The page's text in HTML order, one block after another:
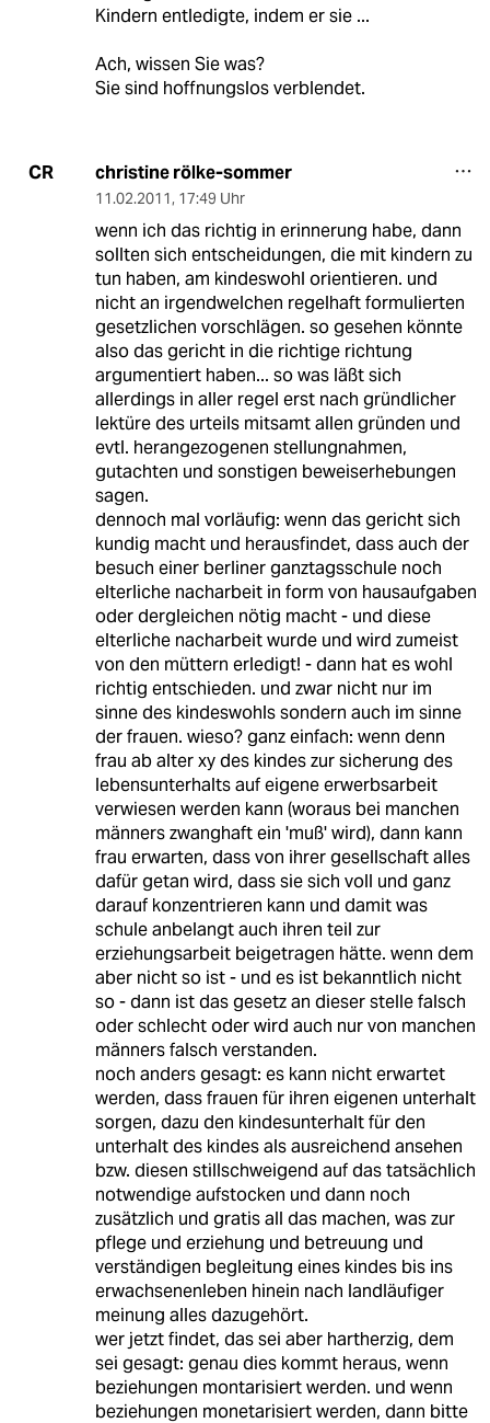
Kindern entledigte, indem er sie ...
Ach, wissen Sie was?
Sie sind hoffnungslos verblendet.
CR christine rölke-sommer
11.02.2011, 17:49 Uhr
wenn ich das richtig in erinnerung habe, dann
sollten sich entscheidungen, die mit kindern zu
tun haben, am kindeswohl orientieren. und
nicht an irgendwelchen regelhaft formulierten
gesetzlichen vorschlägen. so gesehen könnte
also das gericht in die richtige richtung
argumentiert haben... so was läßt sich
allerdings in aller regel erst nach gründlicher
lektüre des urteils mitsamt allen gründen und
evtl. herangezogenen stellungnahmen,
gutachten und sonstigen beweiserhebungen
sagen.
dennoch mal vorläufig: wenn das gericht sich
kundig macht und herausfindet, dass auch der
besuch einer berliner ganztagsschule noch
elterliche nacharbeit in form von hausaufgaben
oder dergleichen nötig macht - und diese
elterliche nacharbeit wurde und wird zumeist
von den müttern erledigt! - dann hat es wohl
richtig entschieden. und zwar nicht nur im
sinne des kindeswohls sondern auch im sinne
der frauen. wieso? ganz einfach: wenn denn
frau ab alter xy des kindes zur sicherung des
lebensunterhalts auf eigene erwerbsarbeit
verwiesen werden kann (woraus bei manchen
männers zwanghaft ein 'muß' wird), dann kann
frau erwarten, dass von ihrer gesellschaft alles
dafür getan wird, dass sie sich voll und ganz
darauf konzentrieren kann und damit was
schule anbelangt auch ihren teil zur
erziehungsarbeit beigetragen hätte. wenn dem
aber nicht so ist - und es ist bekanntlich nicht
so - dann ist das gesetz an dieser stelle falsch
oder schlecht oder wird auch nur von manchen
männers falsch verstanden.
noch anders gesagt: es kann nicht erwartet
werden, dass frauen für ihren eigenen unterhalt
sorgen, dazu den kindesunterhalt für den
unterhalt des kindes als ausreichend ansehen
bzw. diesen stillschweigend auf das tatsächlich
notwendige aufstocken und dann noch
zusätzlich und gratis all das machen, was zur
pflege und erziehung und betreuung und
verständigen begleitung eines kindes bis ins
erwachsenenleben hinein nach landläufiger
meinung alles dazugehört.
wer jetzt findet, das sei aber hartherzig, dem
sei gesagt: genau dies kommt heraus, wenn
beziehungen montarisiert werden. und wenn
beziehungen monetarisiert werden, dann bitte